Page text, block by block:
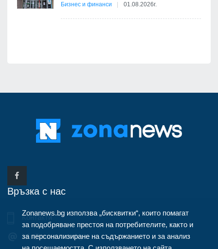
Бизнес и финанси 01.08.2026г.
Връзка с нас
Контакти
info@zonanews.bg
Zonanews.bg използва „бисквитки“, които помагат
за подобряване престоя на потребителите, както и
за персонализиране на съдържанието и за анализ